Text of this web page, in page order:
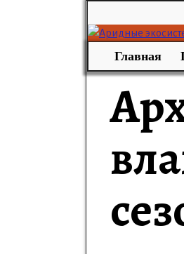
Главная